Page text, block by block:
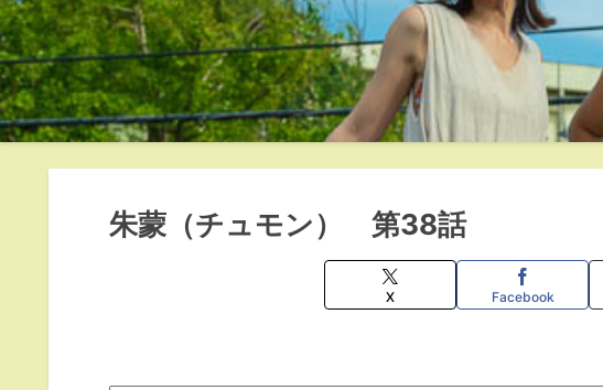
朱蒙（チュモン） 第38話
X Facebook